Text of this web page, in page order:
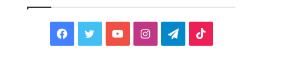
F
Y
I
T